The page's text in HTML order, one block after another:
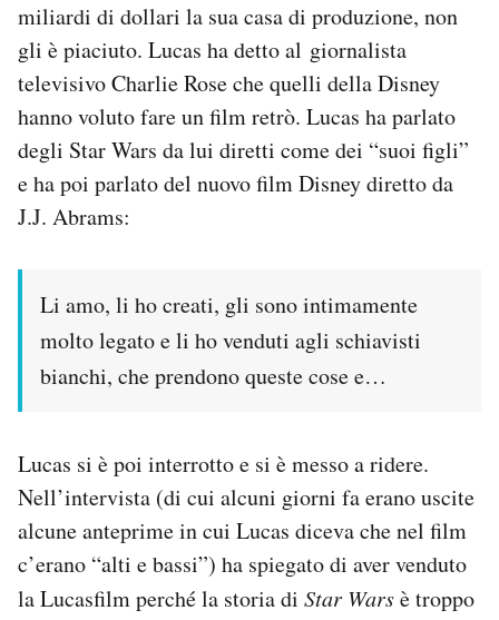
miliardi di dollari la sua casa di produzione, non
gli è piaciuto. Lucas ha detto al giornalista
televisivo Charlie Rose che quelli della Disney
hanno voluto fare un film retrò. Lucas ha parlato
degli Star Wars da lui diretti come dei “suoi figli”
e ha poi parlato del nuovo film Disney diretto da
J.J. Abrams:
Li amo, li ho creati, gli sono intimamente
molto legato e li ho venduti agli schiavisti
bianchi, che prendono queste cose e…
Lucas si è poi interrotto e si è messo a ridere.
Nell’intervista (di cui alcuni giorni fa erano uscite
alcune anteprime in cui Lucas diceva che nel film
c’erano “alti e bassi”) ha spiegato di aver venduto
la Lucasfilm perché la storia di Star Warsè troppo